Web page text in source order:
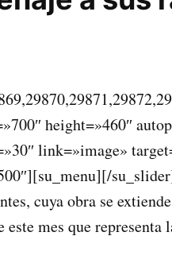
height=»460″
link=»image»
cuya obra se
mes que representa